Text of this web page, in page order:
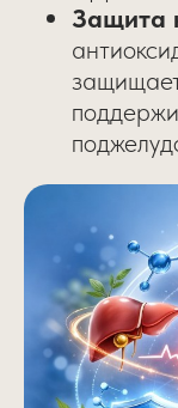
Защита